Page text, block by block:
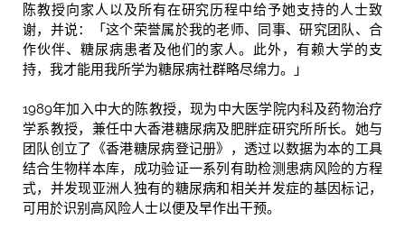
陈教授向家人以及所有在研究历程中给予她支持的人士致
谢，并说：「这个荣誉属於我的老师、同事、研究团队、合
作伙伴、糖尿病患者及他们的家人。此外，有赖大学的支
持，我才能用我所学为糖尿病社群略尽绵力。」
1989年加入中大的陈教授，现为中大医学院内科及药物治疗
学系教授，兼任中大香港糖尿病及肥胖症研究所所长。她与
团队创立了《香港糖尿病登记册》，透过以数据为本的工具
结合生物样本库，成功验证一系列有助检测患病风险的方程
式，并发现亚洲人独有的糖尿病和相关并发症的基因标记，
可用於识别高风险人士以便及早作出干预。